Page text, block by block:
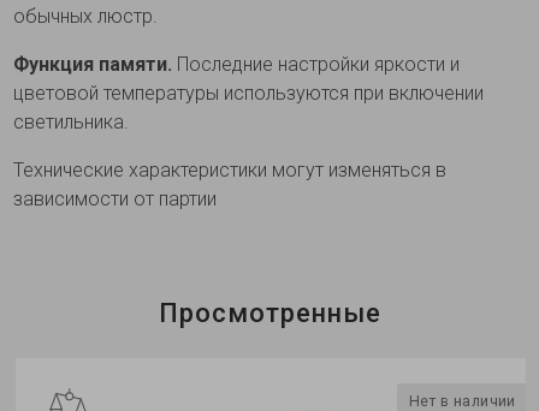
обычных люстр.
Функция памяти. Последние настройки яркости и
цветовой температуры используются при включении
светильника.
Технические характеристики могут изменяться в
зависимости от партии
Просмотренные
Нет в наличии